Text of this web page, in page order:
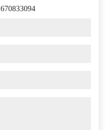
670833094